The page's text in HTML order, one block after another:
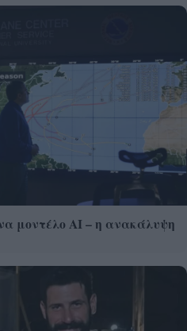
μοντέλο ΑΙ – η ανακάλυψη